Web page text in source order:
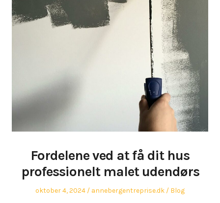
Fordelene ved at få dit hus
professionelt malet udendørs
Posted
oktober 4, 2024 Author
annebergentreprise.dk
Posted
Blog